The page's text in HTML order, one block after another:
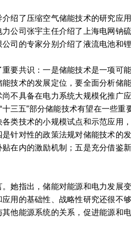
了压缩空气储能技术的研究应
公司张宇主任介绍了上海电网钠
司的专家分别介绍了液流电池和
共识：一是储能技术是一项可
技术的发展定位，要全面分析储
不具备在电力系统大规模化推广
十三五”部分储能技术有望在一些
类技术的小规模试点和示范应用
针对性的政策法规对储能技术的
在内的激励机制；五是充分借鉴
指出，储能对能源和电力发展
用的基础性、战略性研究还很不
他能源系统的关系，促进能源和